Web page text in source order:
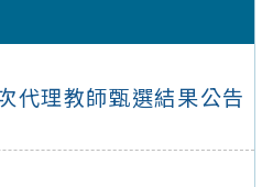
代理教師甄選結果公告